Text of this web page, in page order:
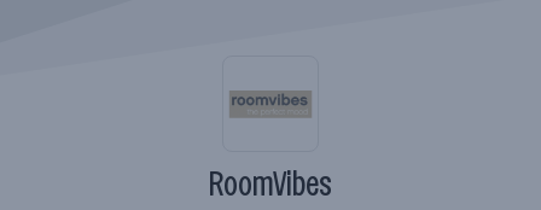
RoomVibes